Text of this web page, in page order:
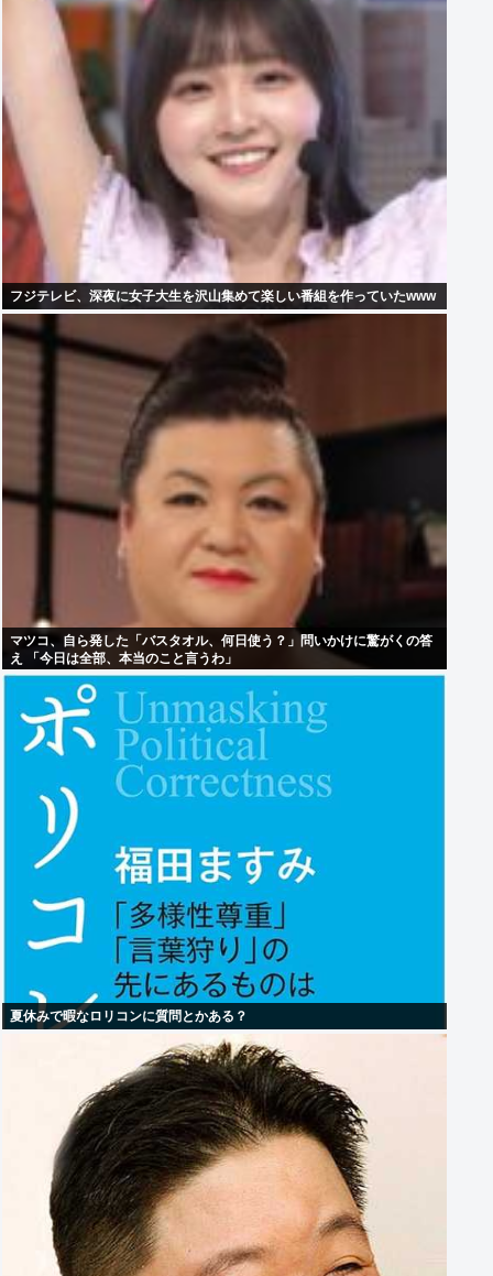
フジテレビ、深夜に女子大生を沢山集めて楽しい番組を作っていたwww
マツコ、自ら発した「バスタオル、何日使う？」問いかけに驚がくの答
え 「今日は全部、本当のこと言うわ」
夏休みで暇なロリコンに質問とかある？